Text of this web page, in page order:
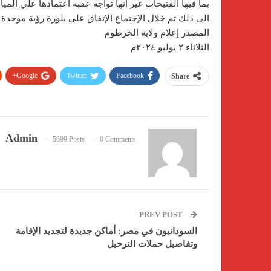
بما فيها الفتيحاب غير انها تواجه عقبة اعتمادها علي
الى ذلك تم خلال الإجتماع الإتفاق على بلورة رؤية
المصدر إعلام ولاية الخرطوم
الثلاثاء ٢ يوليو ٢٠٢٤م
Share
Facebook
Twitter
Google+
Admin 5699 Posts 0 Comments
السودانيون في مصر: أماكن جديدة لتجديد الإقامة
وتفاصيل حملات الترحيل